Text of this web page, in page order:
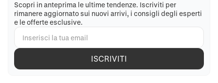
Scopri in anteprima le ultime tendenze. Iscriviti per
rimanere aggiornato sui nuovi arrivi, i consigli degli esperti
e le offerte esclusive.
ISCRIVITI